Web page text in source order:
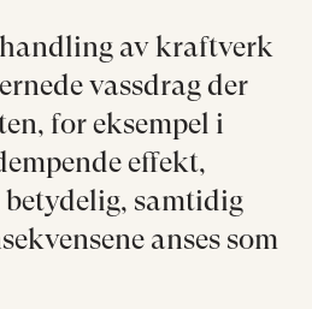
av kraftverk
vassdrag der
for eksempel i
effekt,
betydelig, samtidig
anses som